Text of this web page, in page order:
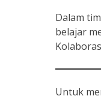
Dalam
belajar
Untuk